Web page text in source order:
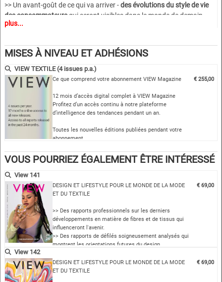
>> Un avant-goût de ce qui va arriver -des évolutions du style de vie
des consommateurs qui seront visibles dans le monde de demain.
par des experts de l'ensemble du secteur ets'adressant à un large
public (marketing, designers, fabricants, détaillants et bien d'autres
...)
plus...
MISES À NIVEAU ET ADHÉSIONS
VIEW TEXTILE (4 issues p.a.)
Ce que comprend votre abonnement VIEW Magazine
12 mois d’accès digital complet à VIEW Magazine
Profitez d’un accès continu à notre plateforme
d’intelligence des tendances pendant un an.
Toutes les nouvelles éditions publiées pendant votre
abonnement
…
€ 255,00
VOUS POURRIEZ ÉGALEMENT ÊTRE INTÉRESSÉ
View 141
DESIGN ET LIFESTYLE POUR LE MONDE DE LA MODE
ET DU TEXTILE
>> Des rapports professionnels sur les derniers
développements en matière de fibres et de tissus qui
influenceront l'avenir.
>> Des rapports de défilés soigneusement analysés qui
montrent les orientations futures du design
pouvez construire votre saison
>> Des thèmes de couleurs coordonnés au niveau
€ 69,00
View 142
DESIGN ET LIFESTYLE POUR LE MONDE DE LA MODE
ET DU TEXTILE
€ 69,00